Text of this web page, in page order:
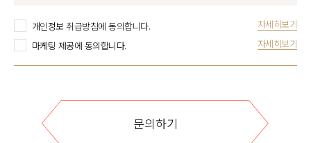
개인정보 취급방침에 동의합니다.
자세히보기
마케팅 제공에 동의합니다.
자세히보기
문의하기